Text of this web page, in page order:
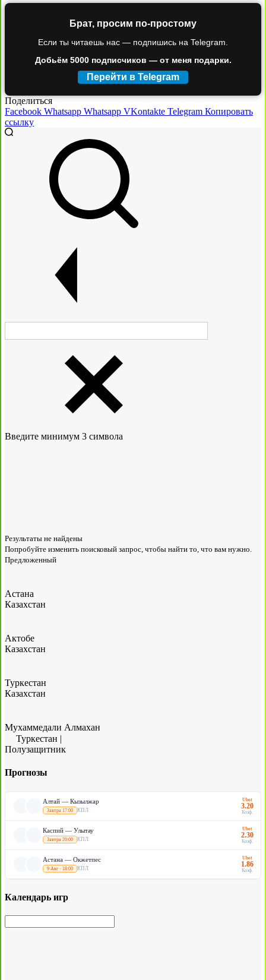
Брат, просим по-простому
Если ты читаешь нас — подпишись на Telegram.
Добьём 5000 подписчиков — от меня подарки.
Перейти в Telegram
Поделиться
Facebook Whatsapp Whatsapp VKontakte Telegram Копировать
ссылку
Введите минимум 3 символа
Результаты не найдены
Попробуйте изменить поисковый запрос, чтобы найти то, что вам нужно.
Предложенный
Астана
Казахстан
Актобе
Казахстан
Туркестан
Казахстан
Мухаммедали Алмахан
Туркестан |
Полузащитник
Прогнозы
Алтай — Кызылжар
Завтра 17:00 КПЛ
Ubet
3.20
Коэф.
Каспий — Улытау
Завтра 20:00 КПЛ
Ubet
2.30
Коэф.
Астана — Окжетпес
9 Авг · 18:00 КПЛ
Ubet
1.86
Коэф.
Календарь игр